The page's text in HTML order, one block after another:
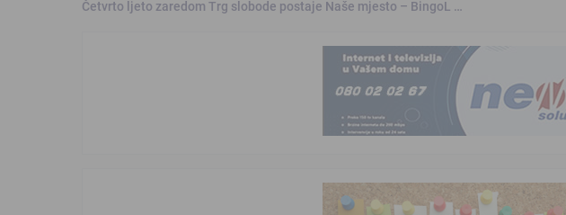
Četvrto ljeto zaredom Trg slobode postaje Naše mjesto – BingoL …